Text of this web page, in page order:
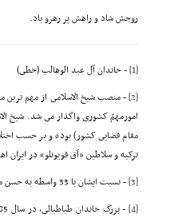
روحش شاد و راهش پر رهرو باد.
[1] - خاندان آل عبد الوهالب (خطى)
[2] - منصب شیخ الاسلامى از مهم ترین
امورمهمّ کشورى واگذار مى شد. شیخ
مقام قضایى کشور) بوده و بر حسب
ترکیه و سلاطین «آق قویونلو» در
[3] - نسبت ایشان با 33 واسطه به حسن مثنى فرزند بزرگوار امام حسن مجتبى(علیه السلام) مى رسد.
[4]